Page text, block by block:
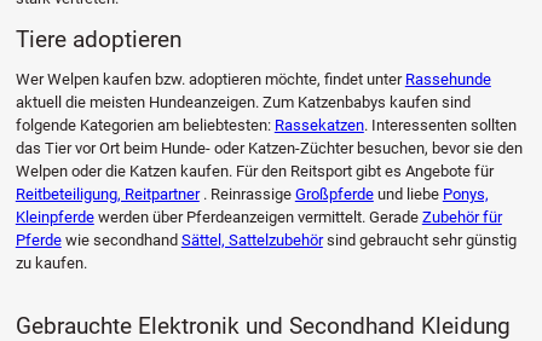
Tiere adoptieren
Wer Welpen kaufen bzw. adoptieren möchte, findet unter Rassehunde
aktuell die meisten Hundeanzeigen. Zum Katzenbabys kaufen sind
folgende Kategorien am beliebtesten: Rassekatzen. Interessenten sollten
das Tier vor Ort beim Hunde- oder Katzen-Züchter besuchen, bevor sie den
Welpen oder die Katzen kaufen. Für den Reitsport gibt es Angebote für
Reitbeteiligung, Reitpartner. Reinrassige Großpferdeund liebe Ponys,
Kleinpferdewerden über Pferdeanzeigen vermittelt. Gerade Zubehör für
Pferdewie secondhand Sättel, Sattelzubehörsind gebraucht sehr günstig
zu kaufen.
Gebrauchte Elektronik und Secondhand Kleidung